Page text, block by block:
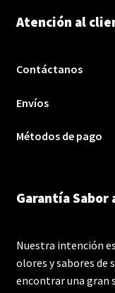
Atención al
Contáctanos
Envíos
Métodos de pago
Garantía Sabor
Nuestra intención
olores y sabores de
encontrar una gran